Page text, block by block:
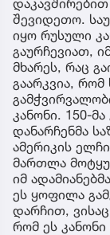
შევიდეთო.
იყო რუსული
გაურჩევიათ,
მხარეს, რაც
გაარკვია,
კანონი. 150-
დანარჩენმა
ამერიკის
მართლა
იმ
ეს ყოფილა
დარჩით,
რომ ეს